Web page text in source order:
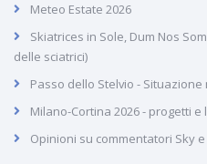
Meteo Estate 2026
Skiatrices in Sole, Dum Nos
delle sciatrici)
Passo dello Stelvio -
Milano-Cortina 2026 - progetti e
Opinioni su commentatori Sky e